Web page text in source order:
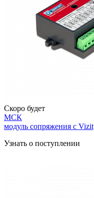
Скоро будет
МСК
модуль сопряжения с
Узнать о поступлении